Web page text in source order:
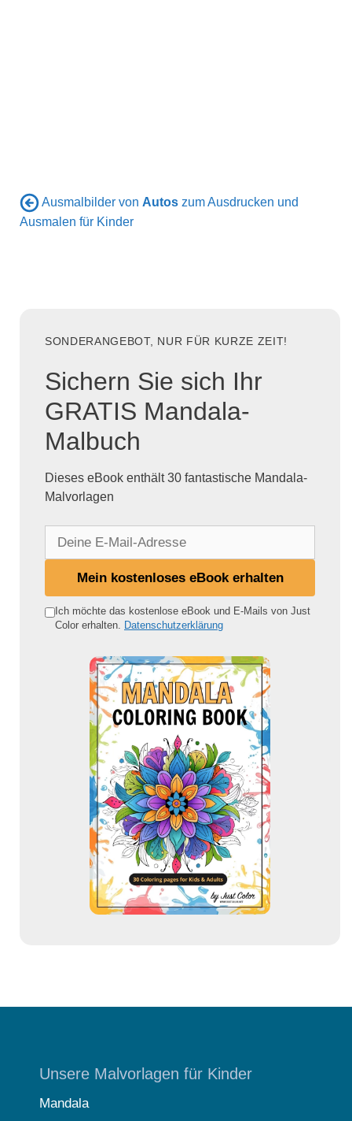
Ausmalbilder von Autos zum Ausdrucken und
Ausmalen für Kinder
SONDERANGEBOT, NUR FÜR KURZE ZEIT!
Sichern Sie sich Ihr
GRATIS Mandala-
Malbuch
Dieses eBook enthält 30 fantastische Mandala-
Malvorlagen
e
Mein kostenloses eBook erhalten
Ich möchte das kostenlose eBook und E-Mails von Just
Color erhalten. Datenschutzerklärung
Unsere Malvorlagen für Kinder
Mandala